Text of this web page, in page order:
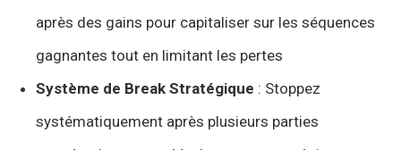
après des gains pour capitaliser sur les séquences
gagnantes tout en limitant les pertes
Système de Break Stratégique : Stoppez
systématiquement après plusieurs parties